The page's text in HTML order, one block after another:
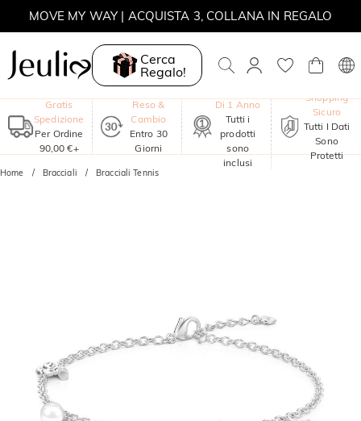
MOVE MY WAY | ACQUISTA 3, COLLANA IN REGALO
Cerca
Regalo!
Gratis
Spedizione
Per Ordine
90,00 €+
Reso &
Cambio
Entro 30
Giorni
Di 1 Anno
Tutti i
prodotti
sono
inclusi
Shopping
Sicuro
Tutti I Dati
Sono
Protetti
Home Bracciali Bracciali Tennis